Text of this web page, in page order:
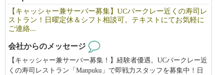
ビザの発給も条件つきで、こちらでサポートします。
応募者の方の状況によっても、スケジュールや条件等合わせる事
が出来るかと思います。
出来る限りスムーズに赴任出来るよう手助けするので、まずはお
気軽にご相談ください。
【キャッシャー兼サーバー募集】UCバークレー近くの寿司レ
ストラン！日曜定休＆シフト相談可。テキストにてお気軽に
ご連絡...
会社からのメッセージ
【キャッシャー兼サーバー募集！】経験者優遇。UCバークレー近
くの寿司レストラン「Manpuku」で即戦力スタッフを募集中！日